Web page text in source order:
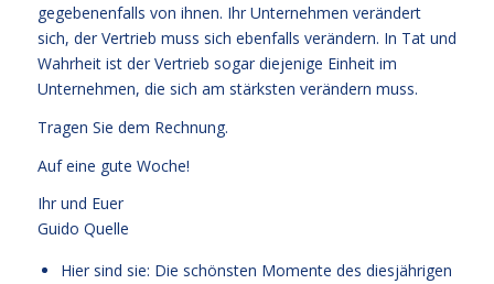
gegebenenfalls von ihnen. Ihr Unternehmen verändert
sich, der Vertrieb muss sich ebenfalls verändern. In Tat und
Wahrheit ist der Vertrieb sogar diejenige Einheit im
Unternehmen, die sich am stärksten verändern muss.
Tragen Sie dem Rechnung.
Auf eine gute Woche!
Ihr und Euer
Guido Quelle
Hier sind sie: Die schönsten Momente des diesjährigen